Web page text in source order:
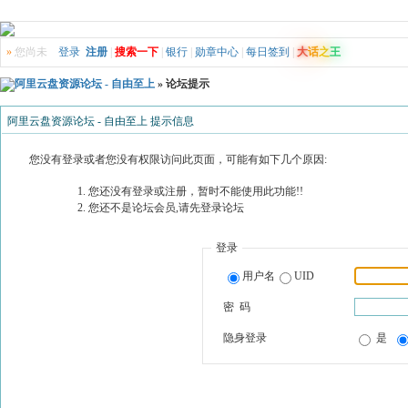
» 您尚未 登录 注册 搜索一下 银行 勋章中心 每日签到 大话之王
阿里云盘资源论坛 - 自由至上 » 论坛提示
阿里云盘资源论坛 - 自由至上 提示信息
您没有登录或者您没有权限访问此页面，可能有如下几个原因:
您还没有登录或注册，暂时不能使用此功能!!
您还不是论坛会员,请先登录论坛
登录
用户名 UID
密 码
隐身登录 是